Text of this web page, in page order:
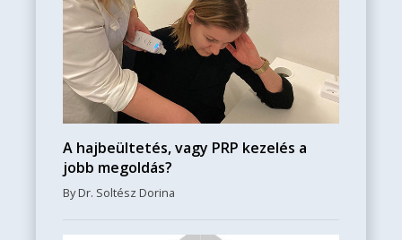
A hajbeültetés, vagy PRP kezelés a
jobb megoldás?
By Dr. Soltész Dorina